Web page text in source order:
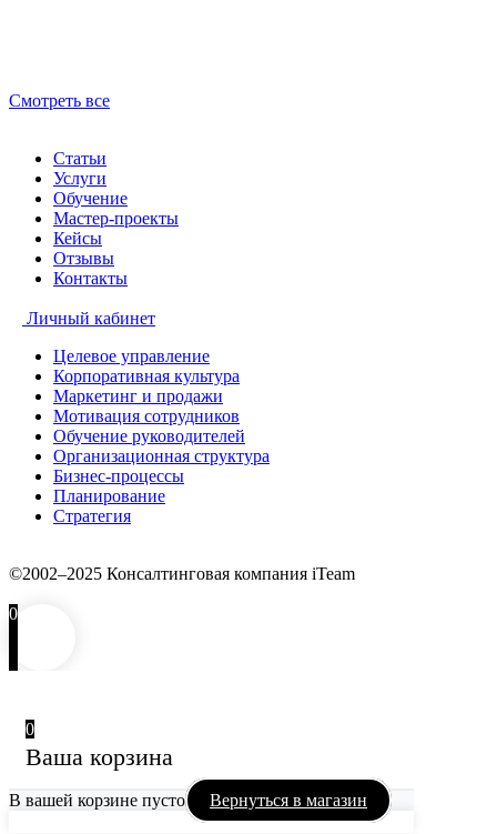
Смотреть все
Статьи
Услуги
Обучение
Мастер-проекты
Кейсы
Отзывы
Контакты
Личный кабинет
Целевое управление
Корпоративная культура
Маркетинг и продажи
Мотивация сотрудников
Обучение руководителей
Организационная структура
Бизнес-процессы
Планирование
Стратегия
©2002–2025 Консалтинговая компания iTeam
0
0
Ваша корзина
В вашей корзине пусто Вернуться в магазин